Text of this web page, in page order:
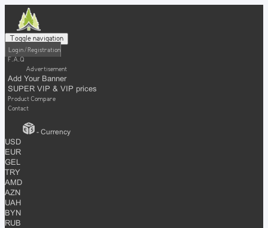
Toggle navigation
Login / Registration
F.A.Q
Advertisement
Add Your Banner
SUPER VIP & VIP prices
Product Compare
Contact
- Currency
USD
EUR
GEL
TRY
AMD
AZN
UAH
BYN
RUB